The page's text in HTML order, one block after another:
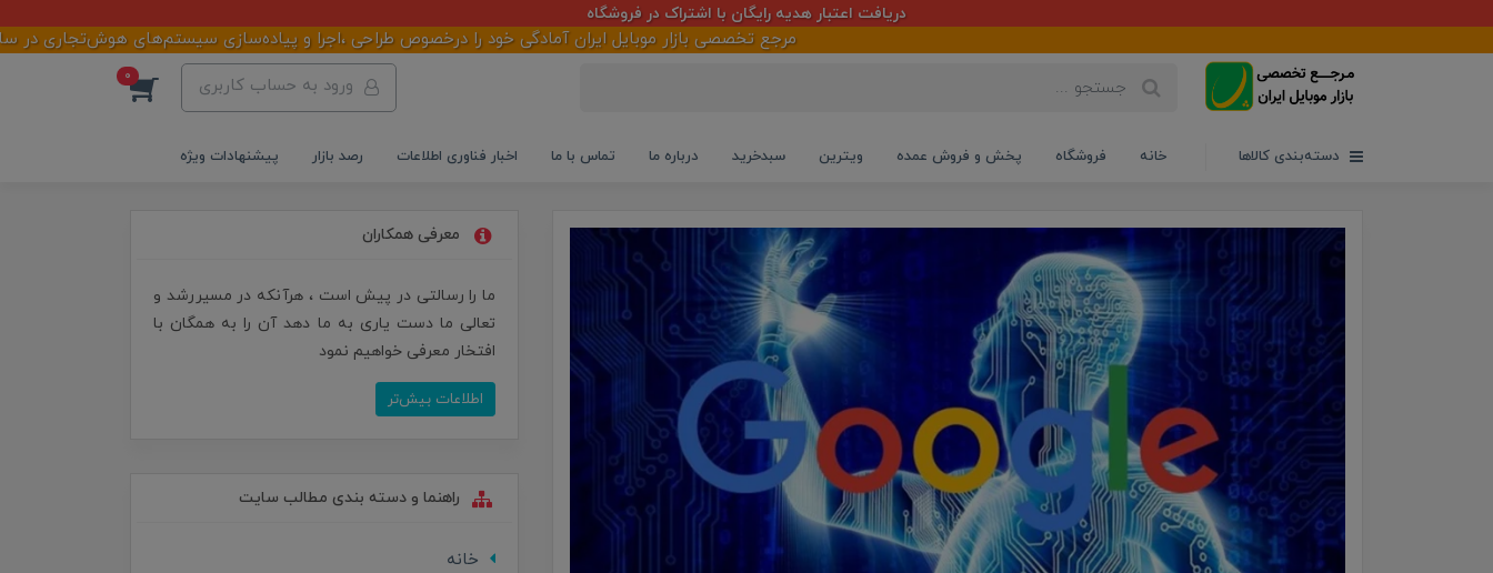
دریافت اعتبار هدیه رایگان با اشتراک در فروشگاه
مرجع تخصصی بازار موبایل ایران آمادگی خود را درخصوص طراحی ،اجرا و پیاده‌سازی سیستم‌های هوش‌تجاری در
ورود به حساب کاربری 0
دسته‌بندی کالاها خانه فروشگاه پخش و فروش عمده ویترین سبدخرید درباره ما تماس با ما اخبار فناوری اطلاعات رصد بازار پیشنهادات ویژه
معرفی همکاران
ما را رسالتی در پیش است ، هرآنکه در مسیررشد و
تعالی ما دست یاری به ما دهد آن را به همگان با
افتخار معرفی خواهیم نمود
اطلاعات بیش‌تر
راهنما و دسته بندی مطالب سایت
خانه